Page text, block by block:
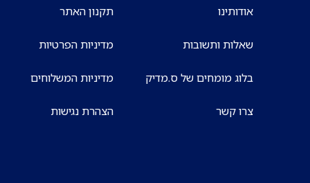
אודותינו
שאלות ותשובות
בלוג מומחים של ס.מדיק
צרו קשר
תקנון האתר
מדיניות הפרטיות
מדיניות המשלוחים
הצהרת נגישות